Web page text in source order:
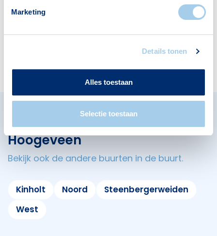
Marketing
Details tonen
Alles toestaan
Selectie toestaan
Voorzieningen in Grittenhof
Deze wijk heeft het allemaal voor je. Zo vind je
Omliggende buurten in
Hoogeveen
Bekijk ook de andere buurten in de buurt.
Kinholt Noord
Steenbergerweiden
West